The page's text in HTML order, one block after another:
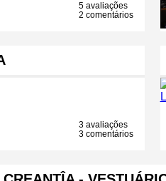
5 avaliações
2 comentários
3 avaliações
3 comentários